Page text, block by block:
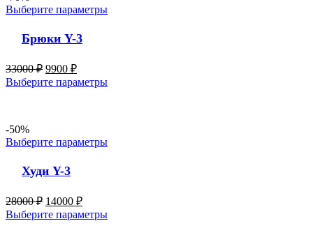
Выберите параметры
Брюки Y-3
33000₽ 9900 ₽
Выберите параметры
-50%
Выберите параметры
Худи Y-3
28000₽ 14000 ₽
Выберите параметры